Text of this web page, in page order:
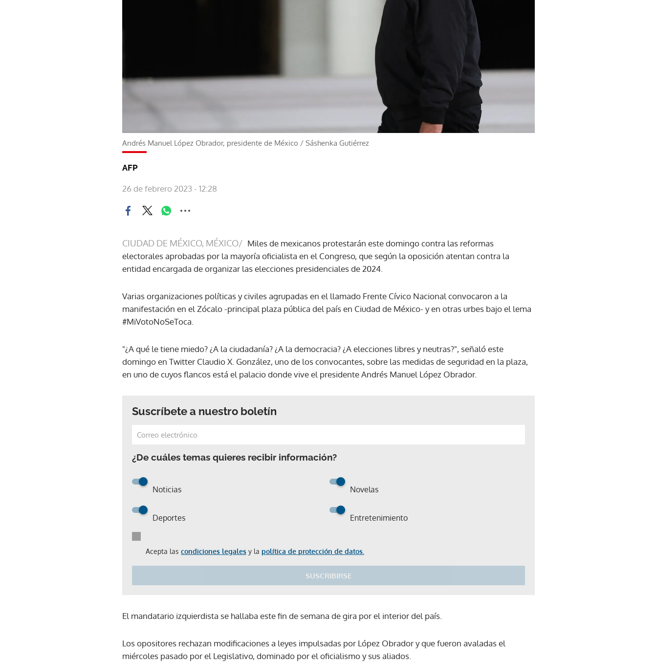
Andrés Manuel López Obrador, presidente de México / Sáshenka Gutiérrez
AFP
26 de febrero 2023 - 12:28
CIUDAD DE MÉXICO, MÉXICO/ Miles de mexicanos protestarán este domingo contra las reformas
electorales aprobadas por la mayoría oficialista en el Congreso, que según la oposición atentan contra la
entidad encargada de organizar las elecciones presidenciales de 2024.
Varias organizaciones políticas y civiles agrupadas en el llamado Frente Cívico Nacional convocaron a la
manifestación en el Zócalo -principal plaza pública del país en Ciudad de México- y en otras urbes bajo el lema
#MiVotoNoSeToca.
"¿A qué le tiene miedo? ¿A la ciudadanía? ¿A la democracia? ¿A elecciones libres y neutras?", señaló este
domingo en Twitter Claudio X. González, uno de los convocantes, sobre las medidas de seguridad en la plaza,
en uno de cuyos flancos está el palacio donde vive el presidente Andrés Manuel López Obrador.
Suscríbete a nuestro boletín
¿De cuáles temas quieres recibir información?
Noticias Novelas
Deportes Entretenimiento
Acepta las condiciones legales y la política de protección de datos.
SUSCRIBIRSE
El mandatario izquierdista se hallaba este fin de semana de gira por el interior del país.
Los opositores rechazan modificaciones a leyes impulsadas por López Obrador y que fueron avaladas el
miércoles pasado por el Legislativo, dominado por el oficialismo y sus aliados.